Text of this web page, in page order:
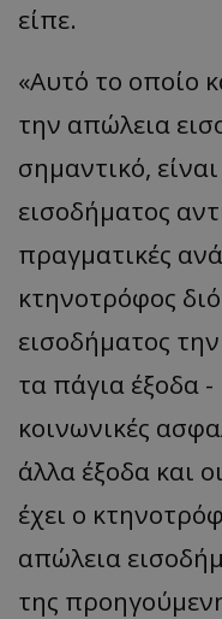
είπε.
«Αυτό το οποίο
την απώλεια
σημαντικό,
εισοδήματος
πραγματικές
κτηνοτρόφος
εισοδήματος
τα πάγια έξοδα -
κοινωνικές
άλλα έξοδα και
έχει ο
απώλεια
της